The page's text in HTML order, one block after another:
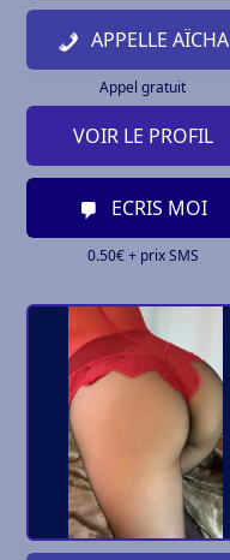
APPELLE AÏCHA
Appel gratuit
VOIR LE PROFIL
ECRIS MOI
0.50€ + prix SMS